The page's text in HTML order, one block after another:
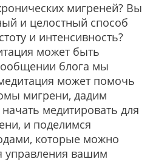
мигреней? Вы
и целостный способ
и интенсивность?
может быть
блога мы
может помочь
мигрени, дадим
медитировать для
и поделимся
которые можно
управления вашим